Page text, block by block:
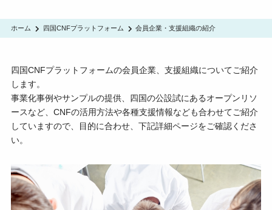
ホーム 四国CNFプラットフォーム 会員企業・支援組織の紹介
四国CNFプラットフォームの会員企業、支援組織についてご紹介
します。
事業化事例やサンプルの提供、四国の公設試にあるオープンリソ
ースなど、CNFの活用方法や各種支援情報なども合わせてご紹介
していますので、目的に合わせ、下記詳細ページをご確認くださ
い。